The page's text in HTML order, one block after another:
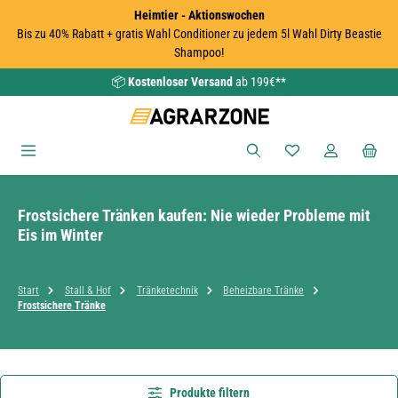
Heimtier - Aktionswochen
Bis zu 40% Rabatt + gratis Wahl Conditioner zu jedem 5l Wahl Dirty Beastie
Shampoo!
📦Kostenloser Versand ab 199€**
Du hast 0
Frostsichere Tränken kaufen: Nie wieder Probleme mit
Eis im Winter
Start Stall & Hof Tränketechnik
Beheizbare Tränke
Frostsichere Tränke
Produkte filtern